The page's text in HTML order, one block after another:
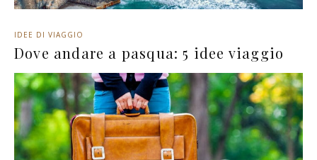
IDEE DI VIAGGIO
Dove andare a pasqua: 5 idee viaggio